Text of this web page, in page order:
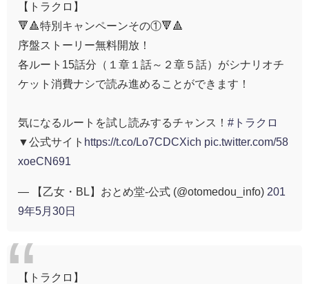
【トラクロ】
🔻🔺特別キャンペーンその①🔻🔺
序盤ストーリー無料開放！
各ルート15話分（１章１話～２章５話）がシナリオチ
ケット消費ナシで読み進めることができます！
気になるルートを試し読みするチャンス！ #トラクロ
▼公式サイト https://t.co/Lo7CDCXich pic.twitter.com/58
xoeCN691
— 【乙女・BL】おとめ堂-公式 (@otomedou_info) 201
9年5月30日
【トラクロ】